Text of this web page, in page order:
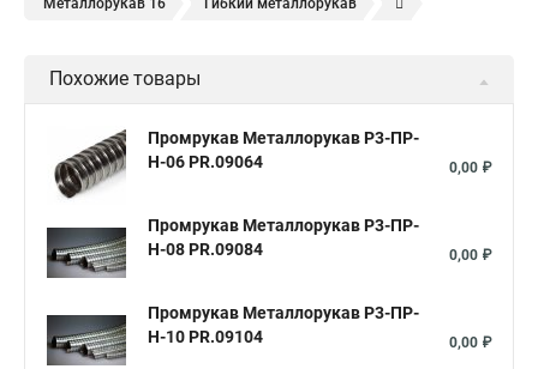
Металлорукав 16 Гибкий металлорукав
Металлорукав 12
Металлорукав 18 Металлорукав 20
Металлорукав 25
Металлорукав мрпи в пвх
Металлорукав высокого давления
Металлорукав 25 в пвх изоляции Металлорукав 25 мм
Металлорукав 32
Похожие товары
Промрукав Металлорукав Р3-ПР-
Н-06 PR.09064
0,00 ₽
Промрукав Металлорукав Р3-ПР-
Н-08 PR.09084
0,00 ₽
Промрукав Металлорукав Р3-ПР-
Н-10 PR.09104
0,00 ₽